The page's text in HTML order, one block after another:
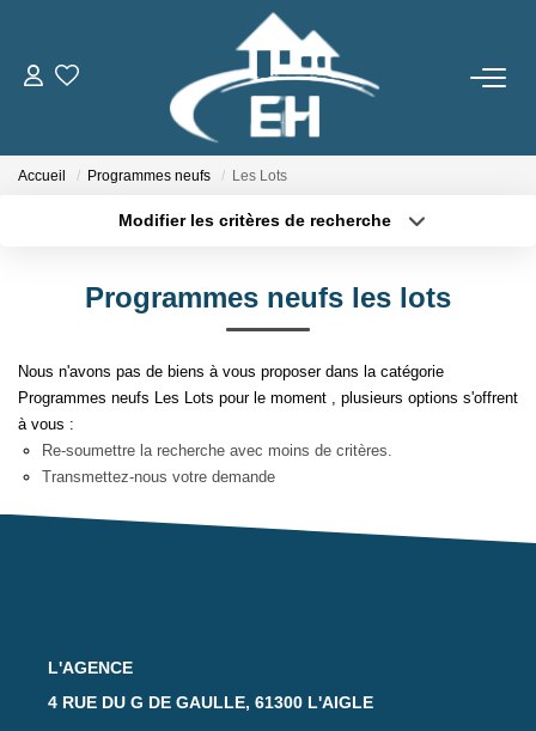
ACHETER
Gestion Locative
ESTIMER
NOTRE AGENCE
CONTACT
Accueil Programmes neufs Les Lots
Modifier les critères de recherche
Sélectionnez...
Type de bien
Budget max Plus de critères
Programmes neufs les lots
Nous n'avons pas de biens à vous proposer dans la catégorie
Programmes neufs Les Lots pour le moment , plusieurs options s'offrent
à vous :
Re-soumettre la recherche avec moins de critères.
Transmettez-nous votre demande
L'AGENCE
4 RUE DU G DE GAULLE, 61300 L'AIGLE